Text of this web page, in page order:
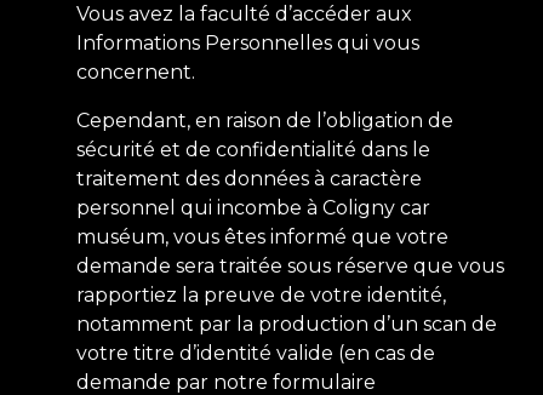
Vous avez la faculté d’accéder aux
Informations Personnelles qui vous
concernent.
Cependant, en raison de l’obligation de
sécurité et de confidentialité dans le
traitement des données à caractère
personnel qui incombe à Coligny car
muséum, vous êtes informé que votre
demande sera traitée sous réserve que vous
rapportiez la preuve de votre identité,
notamment par la production d’un scan de
votre titre d’identité valide (en cas de
demande par notre formulaire